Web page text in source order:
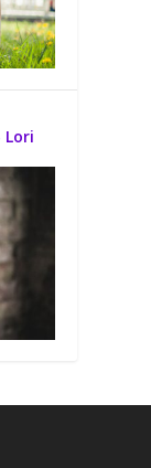
Lori